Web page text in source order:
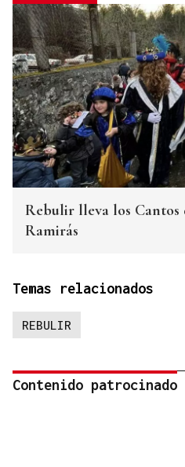
Rebulir lleva los Cantos
Ramirás
Temas relacionados
REBULIR
Contenido patrocinado